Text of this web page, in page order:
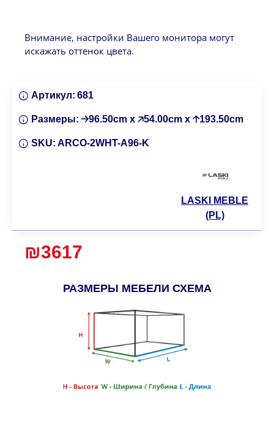
Внимание, настройки Вашего монитора могут
искажать оттенок цвета.
РАЗМЕРЫ МЕБЕЛИ СХЕМА
₪3617
Артикул: 681
Размеры: 🡢96.50cm x 🡥54.00cm x 🡡193.50cm
SKU: ARCO-2WHT-A96-K
LASKI MEBLE
(PL)